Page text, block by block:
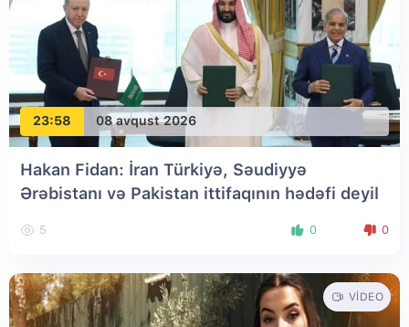
23:58 08 avqust 2026
Hakan Fidan: İran Türkiyə, Səudiyyə
Ərəbistanı və Pakistan ittifaqının hədəfi deyil
5 0 0
VIDEO